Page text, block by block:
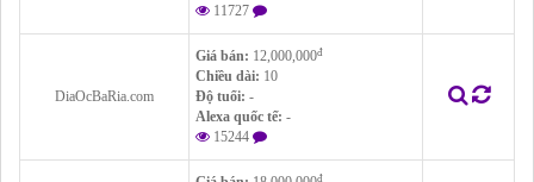
11727
DiaOcBaRia.com
Giá bán: 12,000,000đ
Chiều dài: 10
Độ tuổi: -
Alexa quốc tế: -
15244
đ